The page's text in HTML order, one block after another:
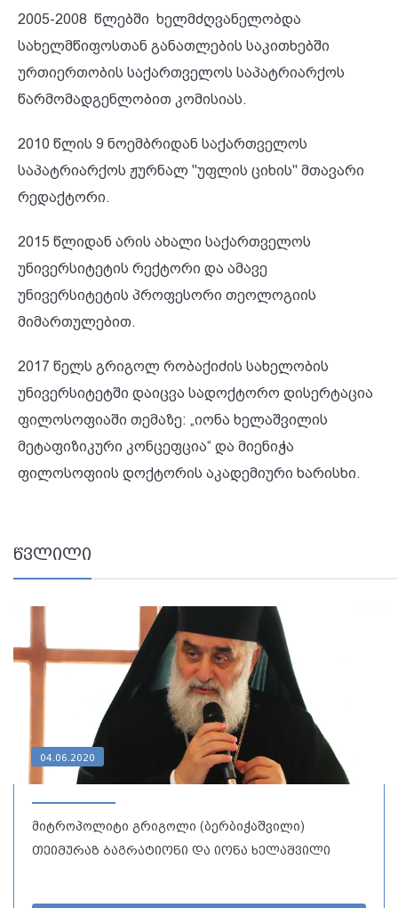
2005-2008 წლებში ხელმძღვანელობდა
სახელმწიფოსთან განათლების საკითხებში
ურთიერთობის საქართველოს საპატრიარქოს
წარმომადგენლობით კომისიას.
2010 წლის 9 ნოემბრიდან საქართველოს
საპატრიარქოს ჟურნალ "უფლის ციხის" მთავარი
რედაქტორი.
2015 წლიდან არის ახალი საქართველოს
უნივერსიტეტის რექტორი და ამავე
უნივერსიტეტის პროფესორი თეოლოგიის
მიმართულებით.
2017 წელს გრიგოლ რობაქიძის სახელობის
უნივერსიტეტში დაიცვა სადოქტორო დისერტაცია
ფილოსოფიაში თემაზე: „იონა ხელაშვილის
მეტაფიზიკური კონცეფცია“ და მიენიჭა
ფილოსოფიის დოქტორის აკადემიური ხარისხი.
წვლილი
04.06.2020
მიტროპოლიტი გრიგოლი (ბერბიჭაშვილი)
თეიმურაზ ბაგრატიონი და იონა ხელაშვილი